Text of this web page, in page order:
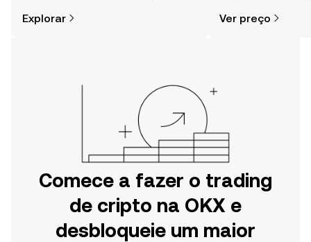
Começa a tua viagem na aplicação
Explorar Ver preço
Comece a fazer o trading
de cripto na OKX e
desbloqueie um maior